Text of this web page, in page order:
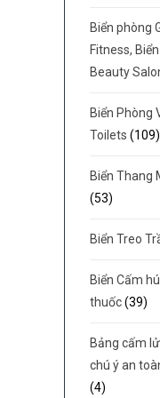
Biển phòng
Fitness,
Beauty
Biển Phòng
Toilets (109)
Biển Thang
(53)
Biển Treo
Biển Cấm
thuốc(39)
Bảng cấm
chú ý an
(4)